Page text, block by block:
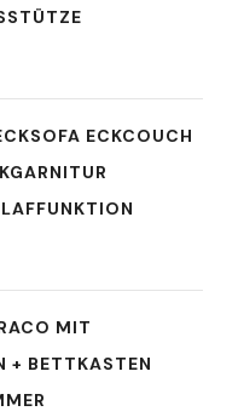
ECKCOUCH
MIT
+ BETTKASTEN